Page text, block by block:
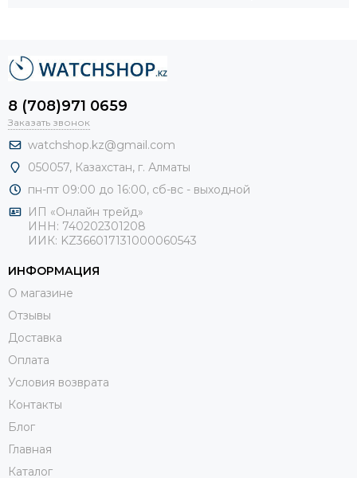
8 (708)971 0659
Заказать звонок
watchshop.kz@gmail.com
050057, Казахстан, г. Алматы
пн-пт 09:00 до 16:00, сб-вс - выходной
ИП «Онлайн трейд»
ИНН: 740202301208
ИИК: KZ366017131000060543
ИНФОРМАЦИЯ
О магазине
Отзывы
Доставка
Оплата
Условия возврата
Контакты
Блог
Главная
Каталог